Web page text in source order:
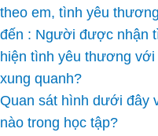
theo em, tình yêu
đến : Người được nhận
hiện tình yêu thương
xung quanh?
Quan sát hình dưới đây
nào trong học tập?